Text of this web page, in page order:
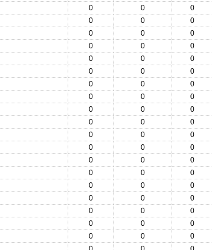
0 0 0
0 0 0
0 0 0
0 0 0
0 0 0
0 0 0
0 0 0
0 0 0
0 0 0
0 0 0
0 0 0
0 0 0
0 0 0
0 0 0
0 0 0
0 0 0
0 0 0
0 0 0
0 0 0